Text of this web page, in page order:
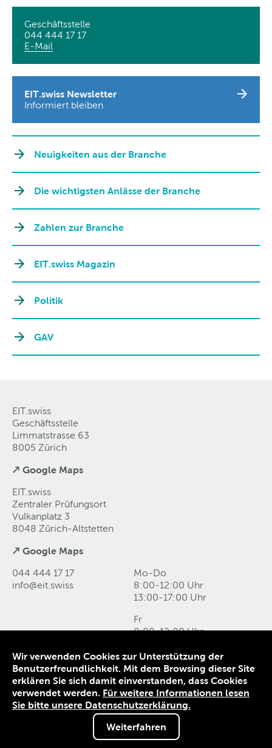
Geschäftsstelle
044 444 17 17
E-Mail
EIT.swiss Newsletter
Informiert bleiben
Neuigkeiten aus der Branche
Die wichtigsten Anlässe der Branche
Zahlen zur Branche
EIT.swiss Magazin
Politik
GAV
EIT.swiss
Geschäftsstelle
Limmatstrasse 63
8005 Zürich
↗ Google Maps
EIT.swiss
Zentraler Prüfungsort
Vulkanplatz 3
8048 Zürich-Altstetten
↗ Google Maps
044 444 17 17
info@eit swiss
Mo-Do
8:00-12:00 Uhr
13:00-17:00 Uhr
Fr
8:00-12:00 Uhr
Kontakt und Anfahrt
Datenschutz
Impressum
AGB
© 1906-2026 EIT.swiss
Wir verwenden Cookies zur Unterstützung der
Benutzerfreundlichkeit. Mit dem Browsing dieser Site
erklären Sie sich damit einverstanden, dass Cookies
verwendet werden. Für weitere Informationen lesen
Sie bitte unsere Datenschutzerklärung.
Weiterfahren